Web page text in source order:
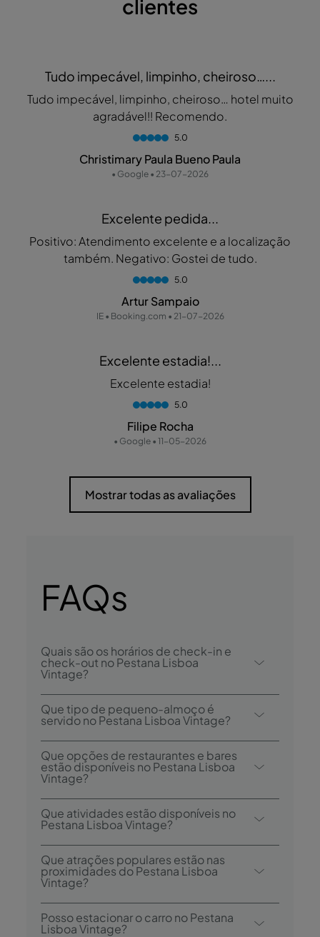
clientes
Tudo impecável, limpinho, cheiroso…...
Tudo impecável, limpinho, cheiroso… hotel muito
agradável!! Recomendo.
5.0
Christimary Paula Bueno Paula
• Google • 23-07-2026
Excelente pedida...
Positivo: Atendimento excelente e a localização
também. Negativo: Gostei de tudo.
5.0
Artur Sampaio
IE • Booking.com • 21-07-2026
Excelente estadia!...
Excelente estadia!
5.0
Filipe Rocha
• Google • 11-05-2026
Mostrar todas as avaliações
FAQs
Quais são os horários de check-in e
check-out no Pestana Lisboa
Vintage?
O check-in no Pestana Lisboa Vintage é
desde as 15:00, e o check-out é até às
Que tipo de pequeno-almoço é
servido no Pestana Lisboa Vintage?
O hotel não oferece serviço de pequeno-
almoço. No entanto, recomendamos o
Cotidiano, localizado no próprio edifício do
hotel. Para mais informações, por favor
dirija-se à receção.
Que opções de restaurantes e bares
estão disponíveis no Pestana Lisboa
Vintage?
O Pestana Lisboa Vintage tem 1 restaurante:
Cotidiano.
Que atividades estão disponíveis no
Pestana Lisboa Vintage?
O Pestana Lisboa Vintage oferece as
seguintes atividades/serviços (pode incluir
custo extra):
- Terraço
- Passeios Turísticos
Que atrações populares estão nas
proximidades do Pestana Lisboa
Vintage?
As atrações próximas incluem Parque
Eduardo VII, Convento do Carmo, e Alfama.
Posso estacionar o carro no Pestana
Lisboa Vintage?